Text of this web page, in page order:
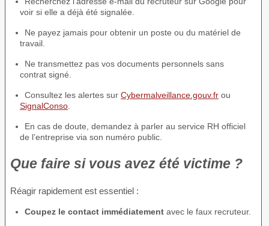
voir si elle a déjà été signalée.
Ne payez jamais pour obtenir un poste ou du matériel de
travail.
Ne transmettez pas vos documents personnels sans
contrat signé.
Consultez les alertes sur Cybermalveillance.gouv.fr ou
SignalConso.
En cas de doute, demandez à parler au service RH officiel
de l’entreprise via son numéro public.
Que faire si vous avez été victime ?
Réagir rapidement est essentiel :
Coupez le contact immédiatement avec le faux recruteur.